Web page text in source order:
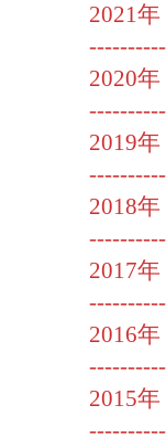
2021年
2020年
2019年
2018年
2017年
2016年
2015年